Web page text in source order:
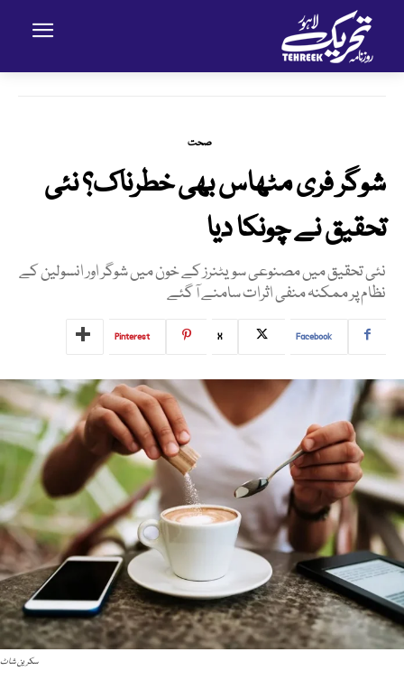
صحت
شوگر فری مٹھاس بھی خطرناک؟ نئی
تحقیق نے چونکا دیا
نئی تحقیق میں مصنوعی سویٹنرز کے خون میں شوگر اور انسولین کے
نظام پر ممکنہ منفی اثرات سامنے آ گئے
Facebook
X
Pinterest
سکرین شاٹ